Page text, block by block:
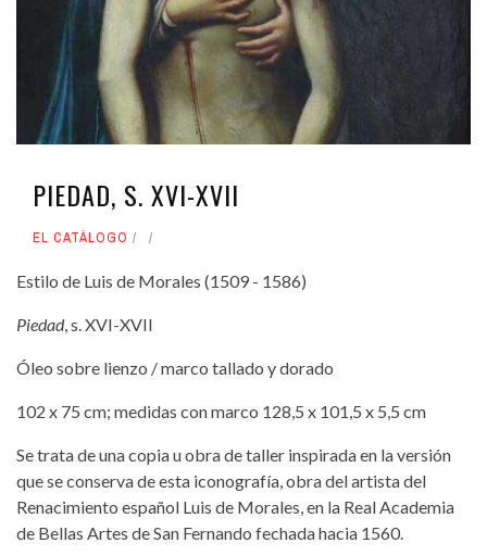
PIEDAD, S. XVI-XVII
EL CATÁLOGO
Estilo de Luis de Morales (1509 - 1586)
Piedad, s. XVI-XVII
Óleo sobre lienzo / marco tallado y dorado
102 x 75 cm; medidas con marco 128,5 x 101,5 x 5,5 cm
Se trata de una copia u obra de taller inspirada en la versión
que se conserva de esta iconografía, obra del artista del
Renacimiento español Luis de Morales, en la Real Academia
de Bellas Artes de San Fernando fechada hacia 1560.